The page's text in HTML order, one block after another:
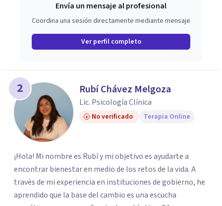
Envía un mensaje al profesional
Coordina una sesión directamente mediante mensaje
Ver perfil completo
2 Rubí Chávez Melgoza
Lic. Psicología Clínica
No verificado Terapia Online
¡Hola! Mi nombre es Rubí y mi objetivo es ayudarte a
encontrar bienestar en medio de los retos de la vida. A
través de mi experiencia en instituciones de gobierno, he
aprendido que la base del cambio es una escucha